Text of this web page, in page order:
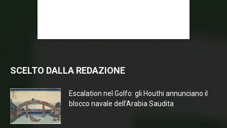
SCELTO DALLA REDAZIONE
Escalation nel Golfo: gli Houthi annunciano il
blocco navale dell’Arabia Saudita